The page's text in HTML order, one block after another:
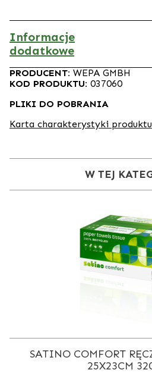
Informacje
dodatkowe
PRODUCENT: WEPA GMBH
KOD PRODUKTU: 037060
PLIKI DO POBRANIA
Karta charakterystyki produktu
W TEJ
SATINO COMFORT
25X23CM